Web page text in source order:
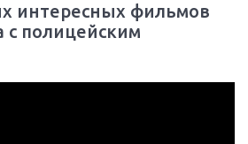
интересных фильмов
с полицейским